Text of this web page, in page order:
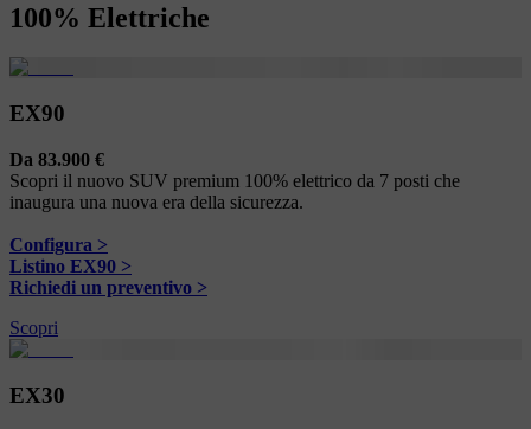
100% Elettriche
EX90
Da 83.900 €
Scopri il nuovo SUV premium 100% elettrico da 7 posti che
inaugura una nuova era della sicurezza.
Configura >
Listino EX90 >
Richiedi un preventivo >
Scopri
EX30